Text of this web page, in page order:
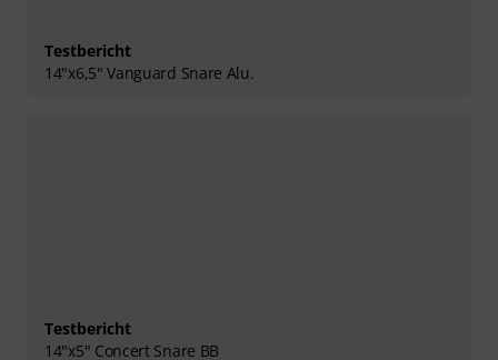
Testbericht
14"x6,5" Vanguard Snare Alu.
Testbericht
14"x5" Concert Snare BB